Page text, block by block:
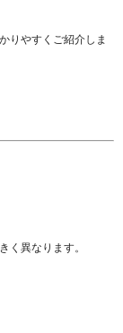
りやすくご紹介しま
く異なります。